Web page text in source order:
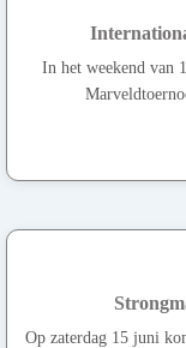
In het weekend van
Op zaterdag 15 juni